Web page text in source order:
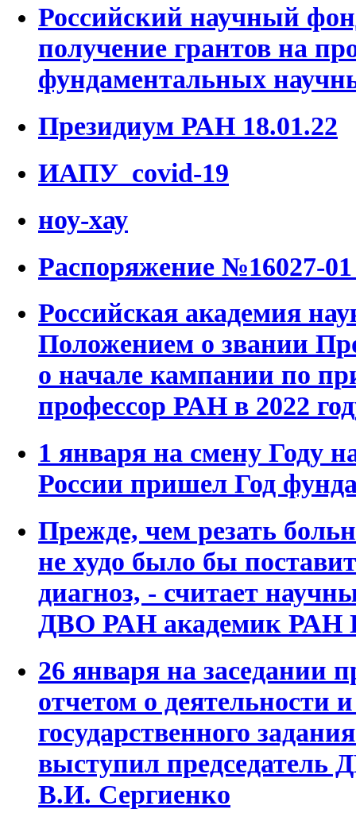
Российский научный
получение грантов на
фундаментальных
Президиум РАН 18.01.22
ИАПУ_covid-19
ноу-хау
Распоряжение №16027-01
Российская академия
Положением о звании
о начале кампании по
профессор РАН в 2022
1 января на смену Году
России пришел Год
Прежде, чем резать
не худо было бы
диагноз, - считает
ДВО РАН академик РАН
26 января на заседании
отчетом о деятельности
государственного
выступил
В.И. Сергиенко